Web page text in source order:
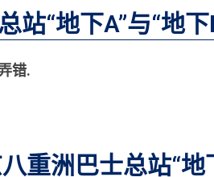
站“地下A”与“地
错.
重洲巴士总站“地